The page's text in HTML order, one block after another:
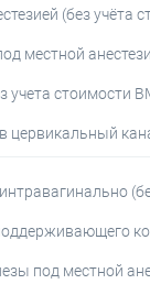
(без учёта
местной
учета стоимости
цервикальный
под местной